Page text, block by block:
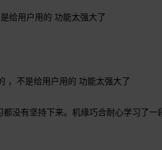
给用户用的 功能太强大了
，不是给用户用的 功能太强大了
没有坚持下来。机缘巧合耐心学习了